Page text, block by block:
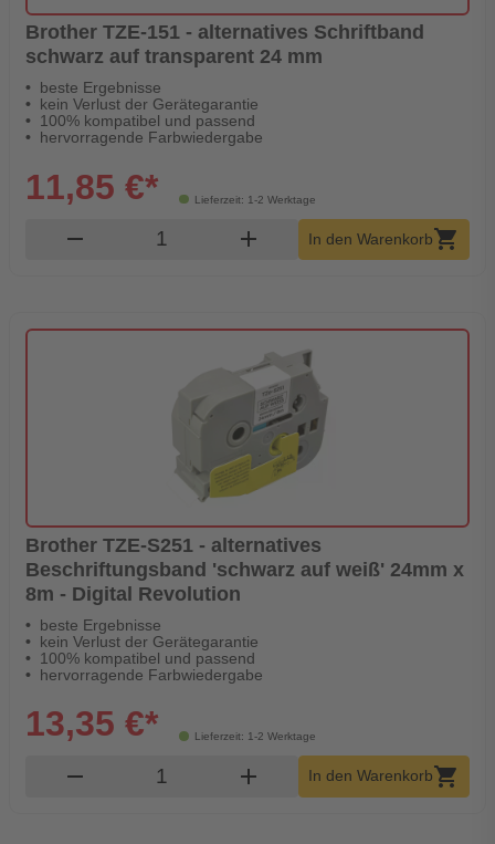
Brother TZE-151 - alternatives Schriftband
schwarz auf transparent 24 mm
beste Ergebnisse
kein Verlust der Gerätegarantie
100% kompatibel und passend
hervorragende Farbwiedergabe
Lieferzeit: 1-2 Werktage
11,85 €*
remove Produkt Warenkorb Menge
add In den Warenkorbshopping_cart
Brother TZE-S251 - alternatives
Beschriftungsband 'schwarz auf weiß' 24mm x
8m - Digital Revolution
beste Ergebnisse
kein Verlust der Gerätegarantie
100% kompatibel und passend
hervorragende Farbwiedergabe
Lieferzeit: 1-2 Werktage
13,35 €*
remove Produkt Warenkorb Menge
add In den Warenkorbshopping_cart